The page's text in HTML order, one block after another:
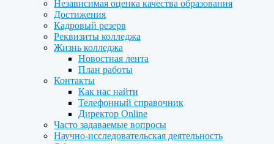
Независимая оценка качества образования
Достижения
Кадровый резерв
Реквизиты колледжа
Жизнь колледжа
Новостная лента
План работы
Контакты
Как нас найти
Телефонный справочник
Директор Online
Часто задаваемые вопросы
Научно-исследовательская деятельность